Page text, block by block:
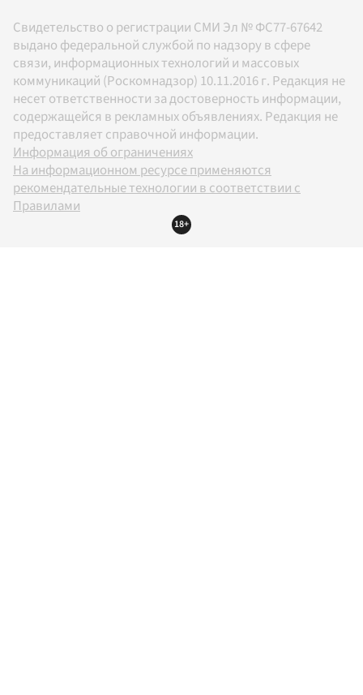
Свидетельство о регистрации СМИ Эл № ФС77-67642
выдано федеральной службой по надзору в сфере
связи, информационных технологий и массовых
коммуникаций (Роскомнадзор) 10.11.2016 г. Редакция не
несет ответственности за достоверность информации,
содержащейся в рекламных объявлениях. Редакция не
предоставляет справочной информации.
Информация об ограничениях
На информационном ресурсе применяются
рекомендательные технологии в соответствии с
Правилами
18+